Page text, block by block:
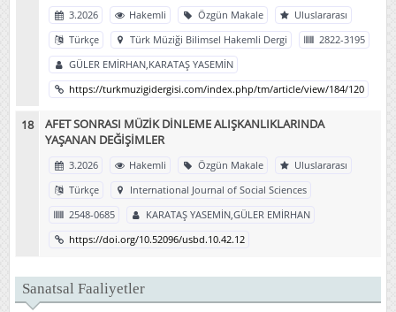
3.2026 Hakemli Özgün Makale
Uluslararası
Türkçe
Türk Müziği Bilimsel Hakemli Dergi
2822-3195
GÜLER EMİRHAN,KARATAŞ YASEMİN
https://turkmuzigidergisi.com/index.php/tm/article/view/184/120
AFET SONRASI MÜZİK DİNLEME ALIŞKANLIKLARINDA
YAŞANAN DEĞİŞİMLER
3.2026 Hakemli Özgün Makale
Uluslararası
Türkçe
International Journal of Social Sciences
2548-0685
KARATAŞ YASEMİN,GÜLER EMİRHAN
https://doi.org/10.52096/usbd.10.42.12
Sanatsal Faaliyetler